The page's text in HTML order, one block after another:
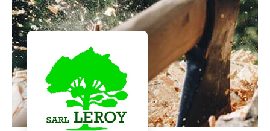
CALCULER SA CONSOMMATION
TROUVER SON FOURNISSEUR
BLOG
ESPACE PRO